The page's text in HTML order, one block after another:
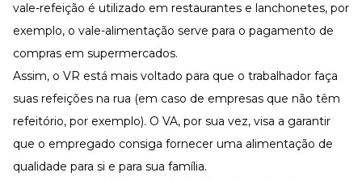
vale-refeição é utilizado em restaurantes e lanchonetes, por
exemplo, o vale-alimentação serve para o pagamento de
compras em supermercados.
Assim, o VR está mais voltado para que o trabalhador faça
suas refeições na rua (em caso de empresas que não têm
refeitório, por exemplo). O VA, por sua vez, visa a garantir
que o empregado consiga fornecer uma alimentação de
qualidade para si e para sua família.